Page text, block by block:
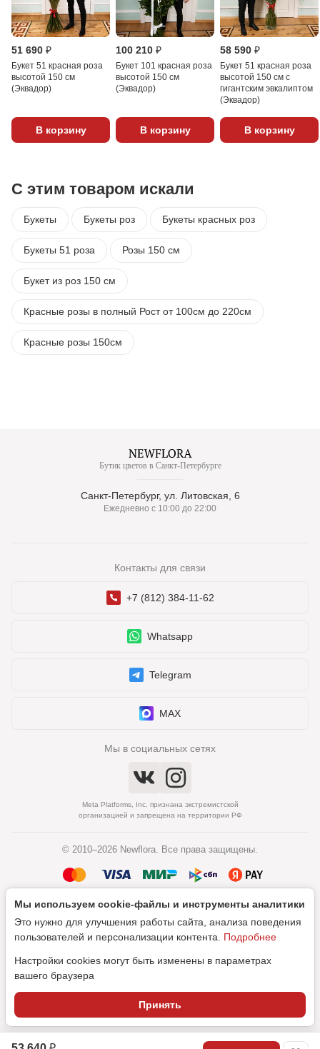
51 690 ₽
Букет 51 красная роза
высотой 150 см
(Эквадор)
В корзину
100 210 ₽
Букет 101 красная роза
высотой 150 см
(Эквадор)
В корзину
58 590 ₽
Букет 51 красная роза
высотой 150 см с
гигантским эвкалиптом
(Эквадор)
В корзину
С этим товаром искали
Букеты Букеты роз Букеты красных роз
Букеты 51 роза Розы 150 см
Букет из роз 150 см
Красные розы в полный Рост от 100см до 220см
Красные розы 150см
Бутик цветов в Санкт-Петербурге
Санкт-Петербург, ул. Литовская, 6
Ежедневно с 10:00 до 22:00
Контакты для связи
+7 (812) 384-11-62
Whatsapp
Telegram
MAX
Мы в социальных сетях
Meta Platforms, Inc. признана экстремистской
организацией и запрещена на территории РФ
© 2010–2026 Newflora. Все права защищены.
Политика обработки персональных данных
Согласие на обработку персональных данных
SEO-продвижение
Мы используем cookie‑файлы и инструменты аналитики
Это нужно для улучшения работы сайта, анализа поведения
пользователей и персонализации контента. Подробнее
Настройки cookies могут быть изменены в параметрах
вашего браузера
Принять